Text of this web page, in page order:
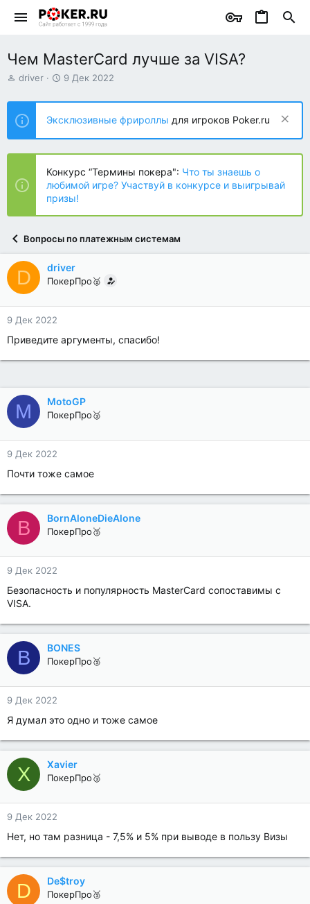
Чем MasterCard лучше за VISA?
А
т
о
р
т
е
ы
driver
Д
т
н
а
ч
л
а
9 Дек 2022
Эксклюзивные фрироллы для игроков Poker.ru
Конкурс “Термины покера": Что ты знаешь о
любимой игре? Участвуй в конкурсе и выигрывай
призы!
Вопросы по платежным системам
D driver
ПокерПро🥈
9 Дек 2022
Приведите аргументы, спасибо!
M MotoGP
ПокерПро🥉
9 Дек 2022
Почти тоже самое
B BornAloneDieAlone
ПокерПро🥉
9 Дек 2022
Безопасность и популярность MasterCard сопоставимы с
VISA.
B BONES
ПокерПро🥉
9 Дек 2022
Я думал это одно и тоже самое
X Xavier
ПокерПро🥉
9 Дек 2022
Нет, но там разница - 7,5% и 5% при выводе в пользу Визы
D De$troy
ПокерПро🥉